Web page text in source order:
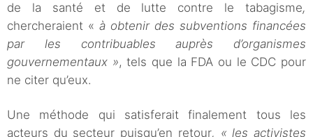
de la santé et de lutte contre le tabagisme,
chercheraient « à obtenir des subventions financées
par les contribuables auprès d’organismes
gouvernementaux », tels que la FDA ou le CDC pour
ne citer qu’eux.
Une méthode qui satisferait finalement tous les
acteurs du secteur puisqu’en retour, « les activistes